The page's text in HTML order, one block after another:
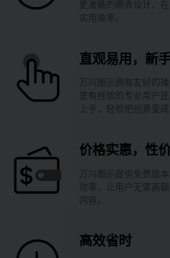
更准确的图表设计，
实用效率。
直观易用，新
万兴图示拥有友好的
是有经验的专业用户
上手，轻松把创意变
价格实惠，性
万兴图示提供免费版
效率，让用户无需高
内容。
高效省时